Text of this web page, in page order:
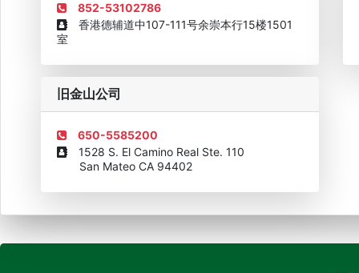
852-53102786
香港德辅道中107-111号余崇本行15楼1501
室
旧金山公司
650-5585200
1528 S. El Camino Real Ste. 110
San Mateo CA 94402